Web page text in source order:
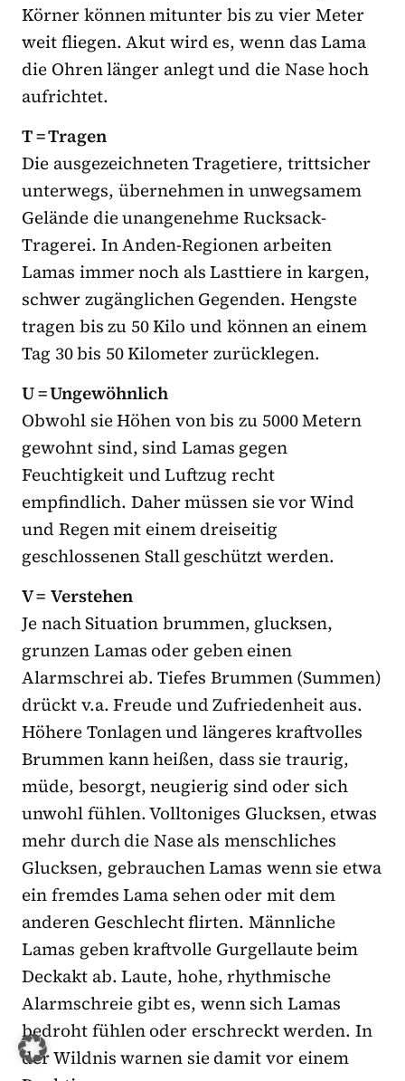
Körner können mitunter bis zu vier Meter
weit fliegen. Akut wird es, wenn das Lama
die Ohren länger anlegt und die Nase hoch
aufrichtet.
T = Tragen
Die ausgezeichneten Tragetiere, trittsicher
unterwegs, übernehmen in unwegsamem
Gelände die unangenehme Rucksack-
Tragerei. In Anden-Regionen arbeiten
Lamas immer noch als Lasttiere in kargen,
schwer zugänglichen Gegenden. Hengste
tragen bis zu 50 Kilo und können an einem
Tag 30 bis 50 Kilometer zurücklegen.
U = Ungewöhnlich
Obwohl sie Höhen von bis zu 5000 Metern
gewohnt sind, sind Lamas gegen
Feuchtigkeit und Luftzug recht
empfindlich. Daher müssen sie vor Wind
und Regen mit einem dreiseitig
geschlossenen Stall geschützt werden.
V = Verstehen
Je nach Situation brummen, glucksen,
grunzen Lamas oder geben einen
Alarmschrei ab. Tiefes Brummen (Summen)
drückt v.a. Freude und Zufriedenheit aus.
Höhere Tonlagen und längeres kraftvolles
Brummen kann heißen, dass sie traurig,
müde, besorgt, neugierig sind oder sich
unwohl fühlen. Volltoniges Glucksen, etwas
mehr durch die Nase als menschliches
Glucksen, gebrauchen Lamas wenn sie etwa
ein fremdes Lama sehen oder mit dem
anderen Geschlecht flirten. Männliche
Lamas geben kraftvolle Gurgellaute beim
Deckakt ab. Laute, hohe, rhythmische
Alarmschreie gibt es, wenn sich Lamas
bedroht fühlen oder erschreckt werden. In
der Wildnis warnen sie damit vor einem